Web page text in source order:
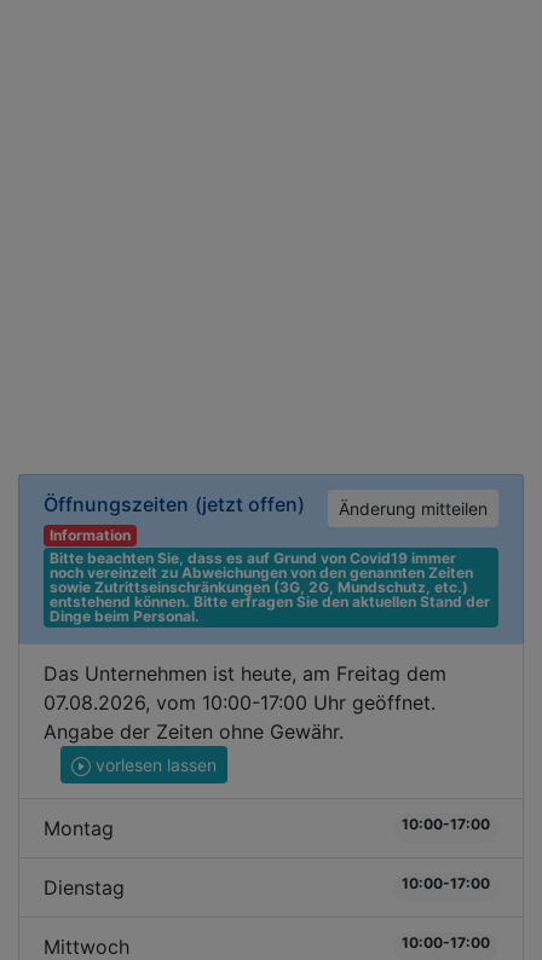
Öffnungszeiten (jetzt offen) Änderung mitteilen
Information
Bitte beachten Sie, dass es auf Grund von Covid19 immer
noch vereinzelt zu Abweichungen von den genannten Zeiten
sowie Zutrittseinschränkungen (3G, 2G, Mundschutz, etc.)
entstehend können. Bitte erfragen Sie den aktuellen Stand der
Dinge beim Personal.
Das Unternehmen ist heute, am Freitag dem
07.08.2026, vom 10:00-17:00 Uhr geöffnet.
Angabe der Zeiten ohne Gewähr.
vorlesen lassen
Montag 10:00-17:00
Dienstag 10:00-17:00
Mittwoch 10:00-17:00